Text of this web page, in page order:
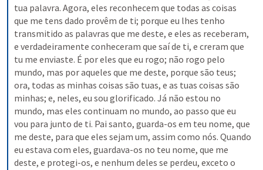
tua palavra. Agora, eles reconhecem que todas as coisas
que me tens dado provêm de ti; porque eu lhes tenho
transmitido as palavras que me deste, e eles as receberam,
e verdadeiramente conheceram que saí de ti, e creram que
tu me enviaste. É por eles que eu rogo; não rogo pelo
mundo, mas por aqueles que me deste, porque são teus;
ora, todas as minhas coisas são tuas, e as tuas coisas são
minhas; e, neles, eu sou glorificado. Já não estou no
mundo, mas eles continuam no mundo, ao passo que eu
vou para junto de ti. Pai santo, guarda-os em teu nome, que
me deste, para que eles sejam um, assim como nós. Quando
eu estava com eles, guardava-os no teu nome, que me
deste, e protegi-os, e nenhum deles se perdeu, exceto o